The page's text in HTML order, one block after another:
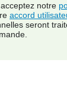
notre
accord
seront